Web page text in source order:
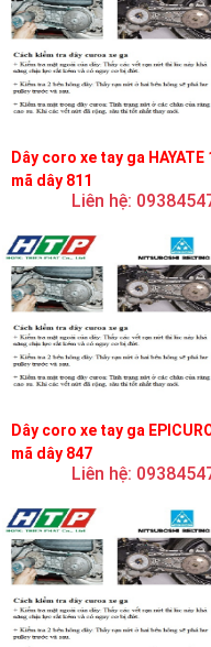
Dây coro xe tay ga HAYATE
mã dây 811
Liên hệ:
Dây coro xe tay ga
mã dây 847
Liên hệ: